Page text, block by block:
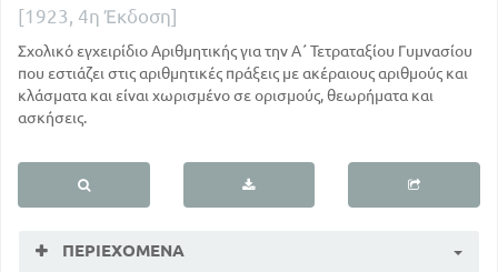
[1923, 4η Έκδοση]
Σχολικό εγχειρίδιο Αριθμητικής για την Α΄ Τετραταξίου Γυμνασίου
που εστιάζει στις αριθμητικές πράξεις με ακέραιους αριθμούς και
κλάσματα και είναι χωρισμένο σε ορισμούς, θεωρήματα και
ασκήσεις.
ΠΕΡΙΕΧΌΜΕΝΑ